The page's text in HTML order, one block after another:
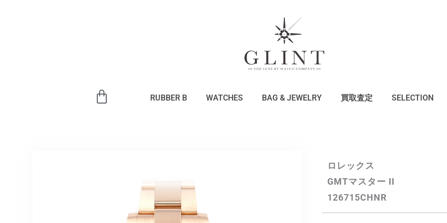
RUBBER B WATCHES BAG & JEWELRY 買取査定 SELECTION
ロレックス
GMTマスター II
126715CHNR